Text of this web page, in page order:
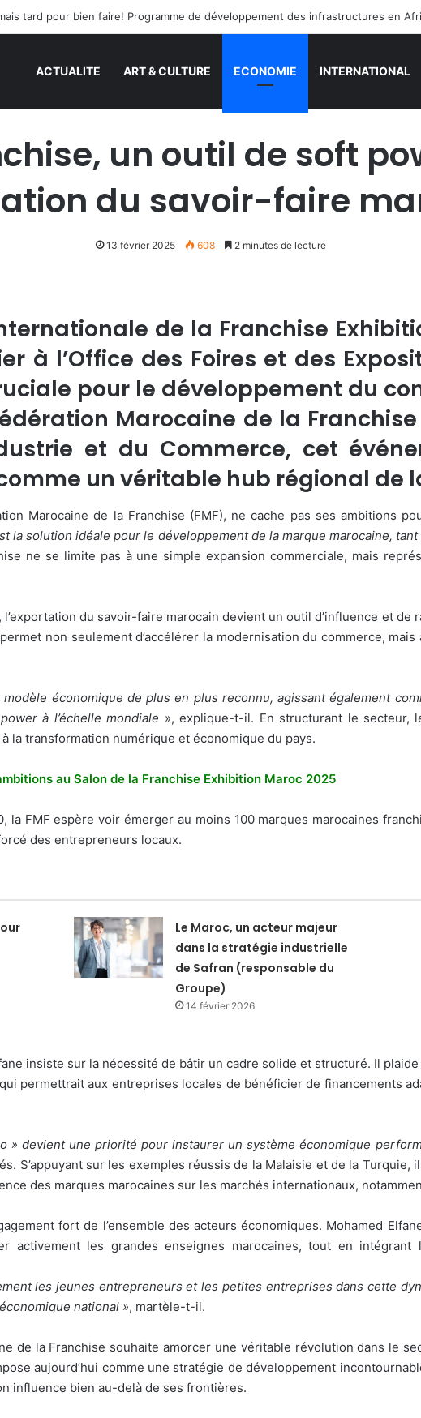
tard pour bien faire! Programme de développement des infrastructures en
ACTUALITE ART & CULTURE ECONOMIE INTERNATIONAL
un outil de soft
du savoir-faire
13 février 2025 608 2 minutes de lecture
de la Franchise
à l’Office des Foires et des
pour le développement du
Marocaine de la
et du Commerce, cet
un véritable hub régional de
Marocaine de la Franchise (FMF), ne cache pas ses ambitions
la solution idéale pour le développement de la marque marocaine, tant
ne se limite pas à une simple expansion commerciale, mais
du savoir-faire marocain devient un outil d’influence et de
non seulement d’accélérer la modernisation du commerce, mais
économique de plus en plus reconnu, agissant également
à l’échelle mondiale », explique-t-il. En structurant le secteur,
la transformation numérique et économique du pays.
au Salon de la Franchise Exhibition Maroc 2025
la FMF espère voir émerger au moins 100 marques marocaines
des entrepreneurs locaux.
Le Maroc, un acteur majeur
dans la stratégie industrielle
de Safran (responsable du
Groupe)
14 février 2026
insiste sur la nécessité de bâtir un cadre solide et structuré. Il
permettrait aux entreprises locales de bénéficier de financements
» devient une priorité pour instaurer un système économique
S’appuyant sur les exemples réussis de la Malaisie et de la Turquie,
des marques marocaines sur les marchés internationaux,
fort de l’ensemble des acteurs économiques. Mohamed
activement les grandes enseignes marocaines, tout en
les jeunes entrepreneurs et les petites entreprises dans cette
national », martèle-t-il.
de la Franchise souhaite amorcer une véritable révolution dans le
aujourd’hui comme une stratégie de développement
influence bien au-delà de ses frontières.